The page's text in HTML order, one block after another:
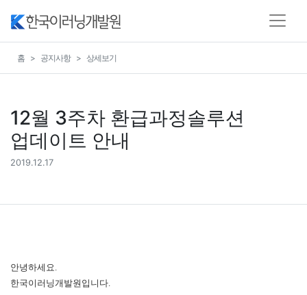
홈 공지사항 상세보기
12월 3주차 환급과정솔루션
업데이트 안내
2019.12.17
안녕하세요
한국이러닝개발원입니다